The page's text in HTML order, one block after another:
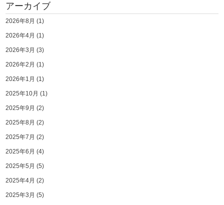
アーカイブ
2026年8月 (1)
2026年4月 (1)
2026年3月 (3)
2026年2月 (1)
2026年1月 (1)
2025年10月 (1)
2025年9月 (2)
2025年8月 (2)
2025年7月 (2)
2025年6月 (4)
2025年5月 (5)
2025年4月 (2)
2025年3月 (5)